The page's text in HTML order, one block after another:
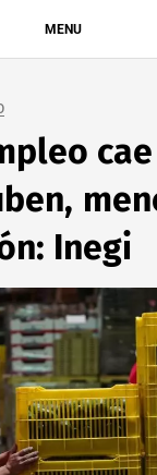
MENU
cae
Inegi